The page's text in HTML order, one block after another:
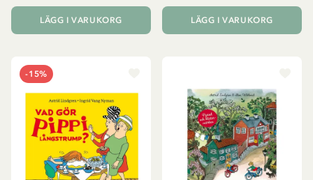
LÄGG I VARUKORG LÄGG I VARUKORG
-15%